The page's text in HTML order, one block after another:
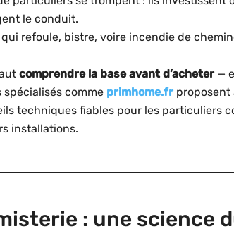
le conduit.
refoule, bistre, voire incendie de
comprendre la base avant d’acheter—
comme primhome.frproposent
techniques fiables pour les particuliers
installations.
: une science